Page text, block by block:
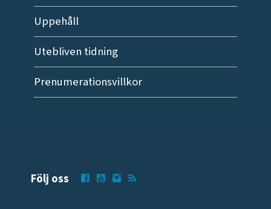
Uppehåll
Utebliven tidning
Prenumerationsvillkor
Följ oss